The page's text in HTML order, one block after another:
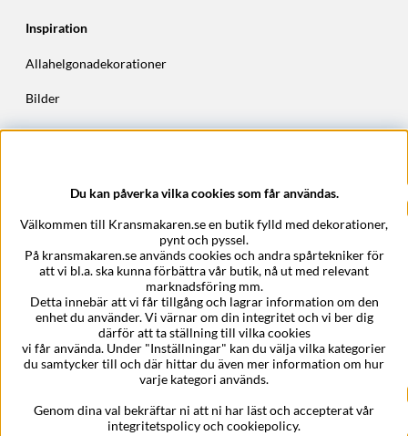
Inspiration
Allahelgonadekorationer
Bilder
Höstkransar
Epost:support@kransmakaren.se
Du kan påverka vilka cookies som får användas.
Välkommen till Kransmakaren.se en butik fylld med dekorationer,
pynt och pyssel.
På kransmakaren.se används cookies och andra spårtekniker för
att vi bl.a. ska kunna förbättra vår butik, nå ut med relevant
marknadsföring mm.
Detta innebär att vi får tillgång och lagrar information om den
enhet du använder. Vi värnar om din integritet och vi ber dig
därför att ta ställning till vilka cookies
vi får använda. Under "Inställningar" kan du välja vilka kategorier
du samtycker till och där hittar du även mer information om hur
varje kategori används.
Genom dina val bekräftar ni att ni har läst och accepterat vår
integritetspolicy och cookiepolicy.